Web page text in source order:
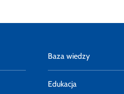
Baza wiedzy
Edukacja